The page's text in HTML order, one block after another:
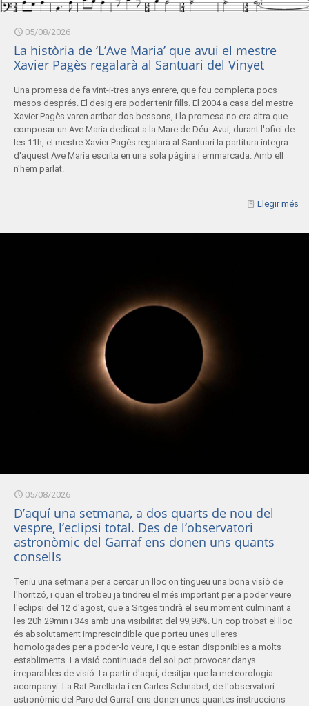
05/08/2026
La història de ‘L’Ave Maria’ que avui el mestre
Xavier Pagès regalarà al Santuari del Vinyet
Una promesa de fa vint-i-tres anys enrere, que fou complerta pocs
mesos després. El desig era poder tenir fills. El 2004 a casa del mestre
Xavier Pagès varen arribar dos bessons, i la promesa no era altra que
composar un Ave Maria dedicat a la Mare de Déu. Avui, durant l'ofici de
les 11h, el mestre Xavier Pagès regalarà al Santuari la partitura íntegra
d'aquest Ave Maria escrita en una sola pàgina i emmarcada. Amb ell
n'hem parlat.
Llegir més
05/08/2026
D’aquí una setmana, a dos quarts de nou del
vespre, l’eclipsi total. Des de l’observatori
astronòmic del Garraf ens donen uns quants
consells
Teniu una setmana per a cercar un lloc on tingueu una bona visió de
l'horitzó, i quan el trobeu ja tindreu el més important per a poder veure
l'eclipsi del 12 d'agost, que a Sitges tindrà el seu moment culminant a
les 20h 29min i 34s amb una visibilitat del 99,98%. Un cop trobat el lloc
és absolutament imprescindible que porteu unes ulleres
homologades per a poder-lo veure, i que estan disponibles a molts
establiments. La visió continuada del sol pot provocar danys
irreparables de visió. I a partir d'aquí, desitjar que la meteorologia
acompanyi. La Rat Parellada i en Carles Schnabel, de l'observatori
astronòmic del Parc del Garraf ens donen unes quantes instruccions